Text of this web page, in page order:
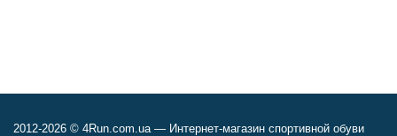
2012-2026 © 4Run.com.ua — Интернет-магазин спортивной обуви